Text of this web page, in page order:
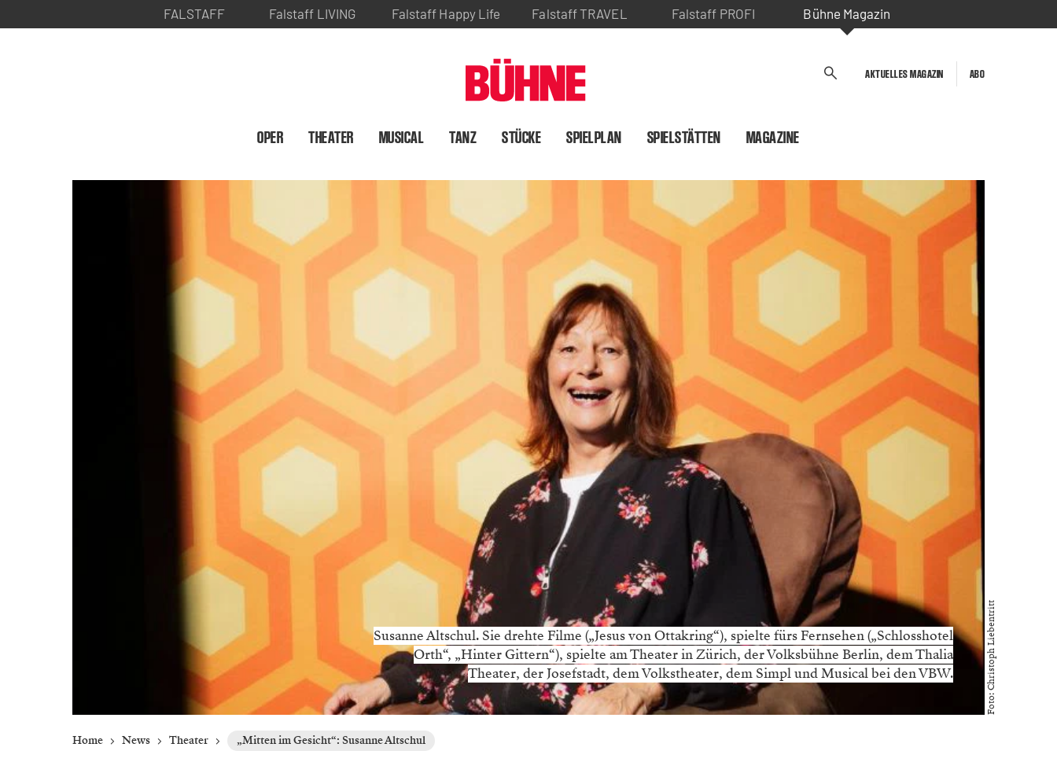
FALSTAFF Falstaff LIVING Falstaff Happy Life Falstaff TRAVEL Falstaff PROFI Bühne Magazin
AKTUELLES MAGAZIN ABO
OPER THEATER MUSICAL TANZ STÜCKE SPIELPLAN SPIELSTÄTTEN MAGAZINE
Susanne Altschul. Sie drehte Filme („Jesus von Ottakring“), spielte fürs Fernsehen („Schlosshotel
Orth“, „Hinter Gittern“), spielte am Theater in Zürich, der Volksbühne Berlin, dem Thalia
Theater, der Josefstadt, dem Volkstheater, dem Simpl und Musical bei den VBW.
Foto: Christoph Liebentritt
Home News Theater „Mitten im Gesicht“: Susanne Altschul